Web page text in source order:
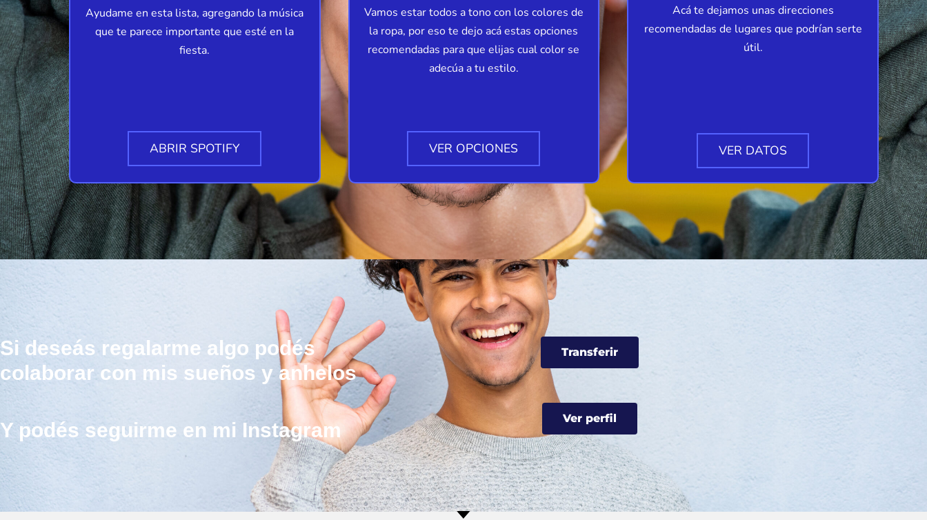
Ayudame en esta lista, agregando la música
que te parece importante que esté en la
fiesta.
ABRIR SPOTIFY
Vamos estar todos a tono con los colores de
la ropa, por eso te dejo acá estas opciones
recomendadas para que elijas cual color se
adecúa a tu estilo.
VER OPCIONES
Acá te dejamos unas direcciones
recomendadas de lugares que podrían serte
útil.
VER DATOS
Si deseás regalarme algo podés
colaborar con mis sueños y anhelos
Y podés seguirme en mi Instagram
Transferir
Ver perfil